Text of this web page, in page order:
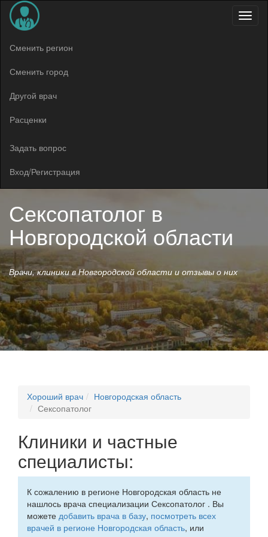
Меню
Сменить регион
Сменить город
Другой врач
Расценки
Задать вопрос
Вход/Регистрация
Сексопатолог в
Новгородской области
Врачи, клиники в Новгородской области и отзывы о них
Хороший врач
Новгородская область
Сексопатолог
Клиники и частные
специалисты:
К сожалению в регионе Новгородская область не
нашлось врача специализации Сексопатолог . Вы
можете добавить врача в базу, посмотреть всех
врачей в регионе Новгородская область, или